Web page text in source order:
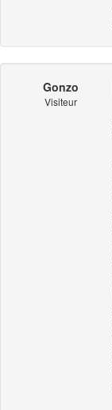
Gonzo
Visiteur